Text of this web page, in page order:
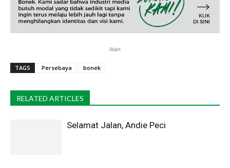
Iklan
TAGS Persebaya bonek
RELATED ARTICLES
Selamat Jalan, Andie Peci